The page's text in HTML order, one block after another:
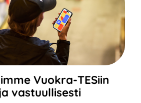
Vuokra-TESiin
vastuullisesti